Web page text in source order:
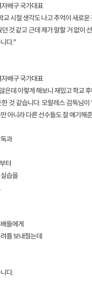
배구 국가대표
시절 생각도 나고 추억이 새로운
것 같고 근데 제가 말할 거 없이
다."
배구 국가대표
은데 이렇게 해보니 재밌고 학교
것 같습니다. 모랄레스 감독님
아니라 다른 선수들도 잘 얘기해
과
터
습을
들에게
를 보내줬는데
다.